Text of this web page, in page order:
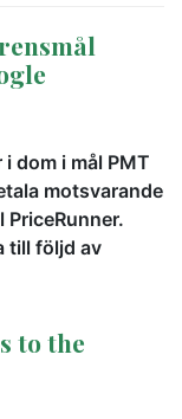
dom i mål PMT
motsvarande
till följd av
to the